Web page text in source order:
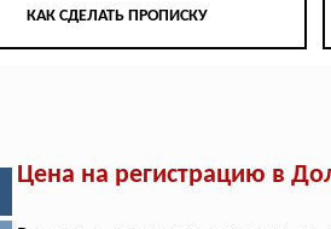
КАК СДЕЛАТЬ ПРОПИСКУ
Цена на регистрацию в